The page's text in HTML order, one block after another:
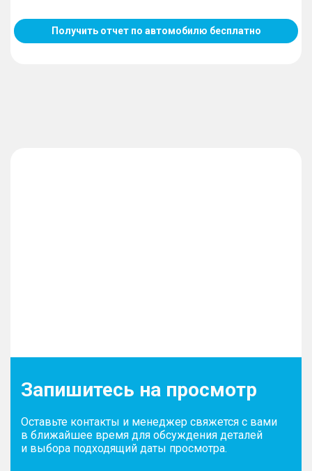
Получить отчет по автомобилю бесплатно
Запишитесь на просмотр
Оставьте контакты и менеджер свяжется с вами
в ближайшее время для обсуждения деталей
и выбора подходящий даты просмотра.